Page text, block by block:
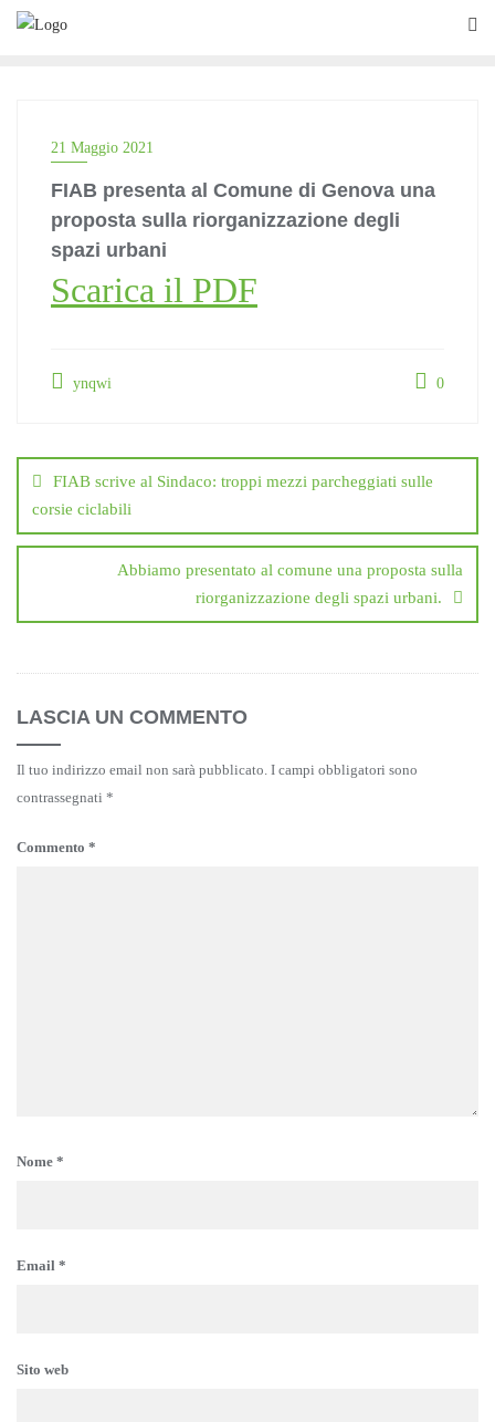
Skip
21 Maggio 2021
FIAB presenta al Comune di Genova una
proposta sulla riorganizzazione degli
spazi urbani
Scarica il PDF
ynqwi 0
articoli
FIAB scrive al Sindaco: troppi mezzi parcheggiati sulle
corsie ciclabili
Abbiamo presentato al comune una proposta sulla
riorganizzazione degli spazi urbani.
LASCIA UN COMMENTO
Il tuo indirizzo email non sarà pubblicato. I campi obbligatori sono
contrassegnati *
Commento *
Nome *
Email *
Sito web